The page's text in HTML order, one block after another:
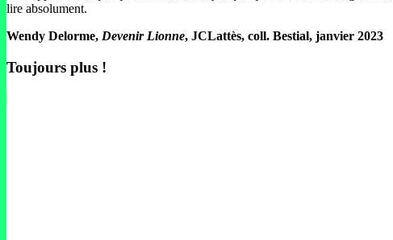
lire absolument.
Wendy Delorme, Devenir Lionne, JCLattès, coll. Bestial, janvier 2023
Toujours plus !